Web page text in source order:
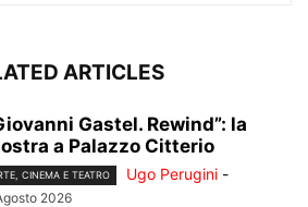
ARTICLES
Gastel. Rewind”: la
a Palazzo Citterio
CINEMA E TEATRO Ugo Perugini -
2026